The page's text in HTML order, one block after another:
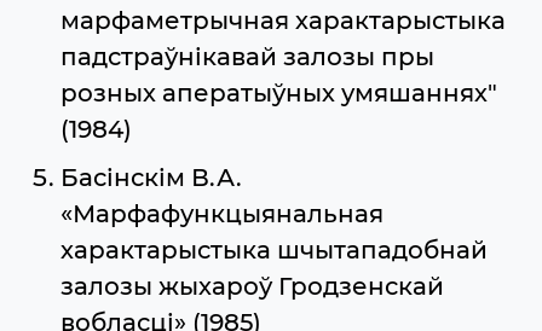
марфаметрычная характарыстыка
падстраўнікавай залозы пры
розных аператыўных умяшаннях"
(1984)
Басінскім В.А.
«Марфафункцыянальная
характарыстыка шчытападобнай
залозы жыхароў Гродзенскай
вобласці» (1985)